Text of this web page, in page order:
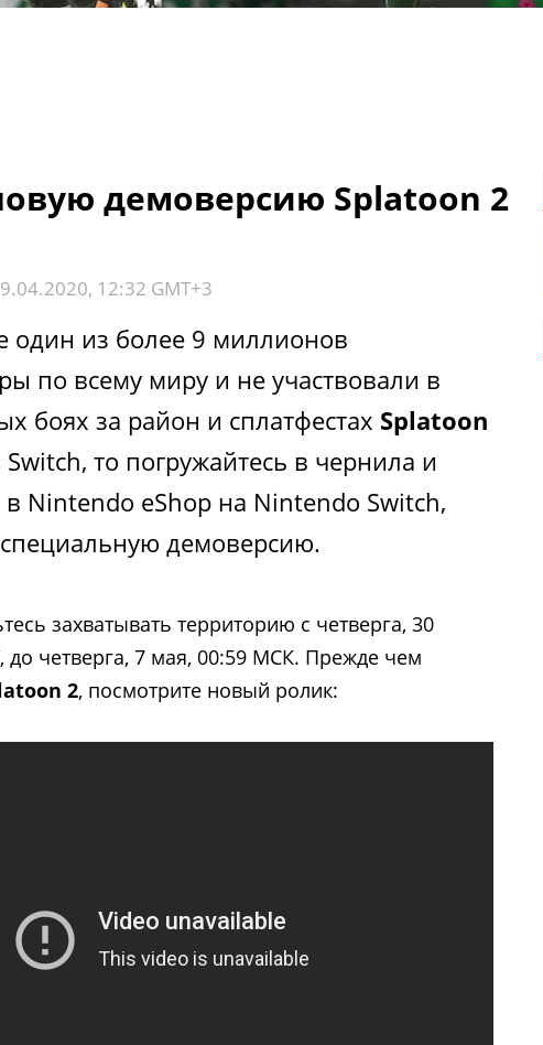
демоверсию Splatoon 2
12:32 GMT+3
один из более 9 миллионов
по всему миру и не участвовали в
боях за район и сплатфестах Splatoon
то погружайтесь в чернила и
в Nintendo eShop на Nintendo Switch,
демоверсию.
захватывать территорию с четверга, 30
до четверга, 7 мая, 00:59 МСК. Прежде чем
2, посмотрите новый ролик: